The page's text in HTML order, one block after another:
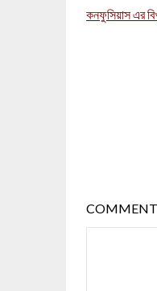
কনফুসিয়াস এর
COMMENT